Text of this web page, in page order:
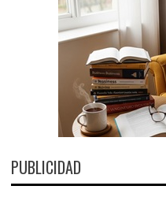
PUBLICIDAD